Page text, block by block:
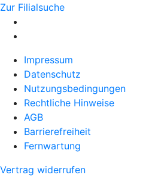
Zur Filialsuche
Impressum
Datenschutz
Nutzungsbedingungen
Rechtliche Hinweise
AGB
Barrierefreiheit
Fernwartung
Vertrag widerrufen